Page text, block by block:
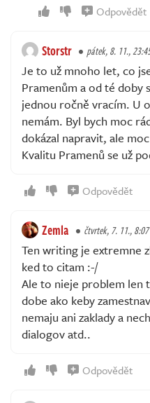
Odpovědět
Storstr pátek, 8. 11.,
Je to už mnoho let, co
Pramenům a od té doby
jednou ročně vracím. U
nemám. Byl bych moc
dokázal napravit, ale
Kvalitu Pramenů se už
Odpovědět
Zemla čtvrtek, 7. 11., 8:07
Ten writing je extremne
ked to citam :-/
Ale to nieje problem len
dobe ako keby
nemaju ani zaklady a
dialogov atd..
Odpovědět